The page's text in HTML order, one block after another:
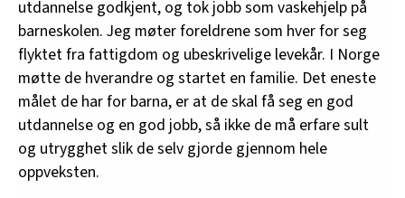
utdannelse godkjent, og tok jobb som vaskehjelp på
barneskolen. Jeg møter foreldrene som hver for seg
flyktet fra fattigdom og ubeskrivelige levekår. I Norge
møtte de hverandre og startet en familie. Det eneste
målet de har for barna, er at de skal få seg en god
utdannelse og en god jobb, så ikke de må erfare sult
og utrygghet slik de selv gjorde gjennom hele
oppveksten.